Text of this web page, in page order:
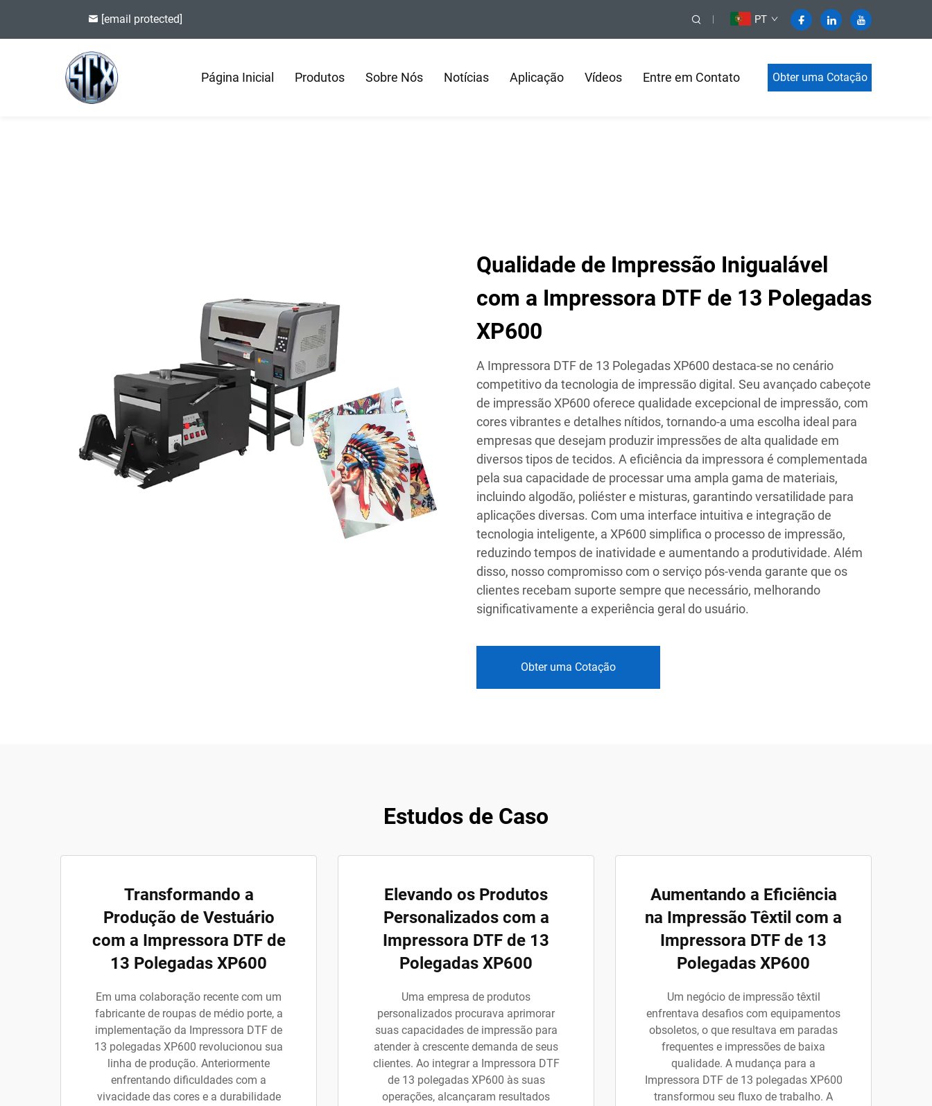
[email protected] PT
Página Inicial Produtos Sobre Nós Notícias Aplicação Vídeos Entre em Contato Obter uma Cotação
Qualidade de Impressão Inigualável
com a Impressora DTF de 13 Polegadas
XP600
A Impressora DTF de 13 Polegadas XP600 destaca-se no cenário
competitivo da tecnologia de impressão digital. Seu avançado cabeçote
de impressão XP600 oferece qualidade excepcional de impressão, com
cores vibrantes e detalhes nítidos, tornando-a uma escolha ideal para
empresas que desejam produzir impressões de alta qualidade em
diversos tipos de tecidos. A eficiência da impressora é complementada
pela sua capacidade de processar uma ampla gama de materiais,
incluindo algodão, poliéster e misturas, garantindo versatilidade para
aplicações diversas. Com uma interface intuitiva e integração de
tecnologia inteligente, a XP600 simplifica o processo de impressão,
reduzindo tempos de inatividade e aumentando a produtividade. Além
disso, nosso compromisso com o serviço pós-venda garante que os
clientes recebam suporte sempre que necessário, melhorando
significativamente a experiência geral do usuário.
Obter uma Cotação
Estudos de Caso
Transformando a
Produção de Vestuário
com a Impressora DTF de
13 Polegadas XP600
Em uma colaboração recente com um
fabricante de roupas de médio porte, a
implementação da Impressora DTF de
13 polegadas XP600 revolucionou sua
linha de produção. Anteriormente
enfrentando dificuldades com a
vivacidade das cores e a durabilidade
Elevando os Produtos
Personalizados com a
Impressora DTF de 13
Polegadas XP600
Uma empresa de produtos
personalizados procurava aprimorar
suas capacidades de impressão para
atender à crescente demanda de seus
clientes. Ao integrar a Impressora DTF
de 13 polegadas XP600 às suas
operações, alcançaram resultados
Aumentando a Eficiência
na Impressão Têxtil com a
Impressora DTF de 13
Polegadas XP600
Um negócio de impressão têxtil
enfrentava desafios com equipamentos
obsoletos, o que resultava em paradas
frequentes e impressões de baixa
qualidade. A mudança para a
Impressora DTF de 13 polegadas XP600
transformou seu fluxo de trabalho. A